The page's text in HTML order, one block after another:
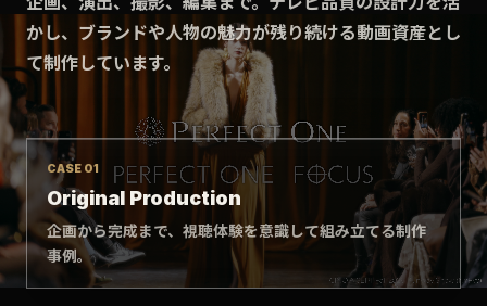
かし、ブランドや人物の魅力が残り続ける動画資産とし
て制作しています。
CASE 01
Original Production
企画から完成まで、視聴体験を意識して組み立てる制作
事例。